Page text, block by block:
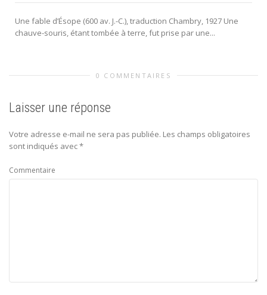
Une fable d’Ésope (600 av. J.-C.), traduction Chambry, 1927 Une
chauve-souris, étant tombée à terre, fut prise par une...
0 COMMENTAIRES
Laisser une réponse
Votre adresse e-mail ne sera pas publiée. Les champs obligatoires
sont indiqués avec*
Commentaire